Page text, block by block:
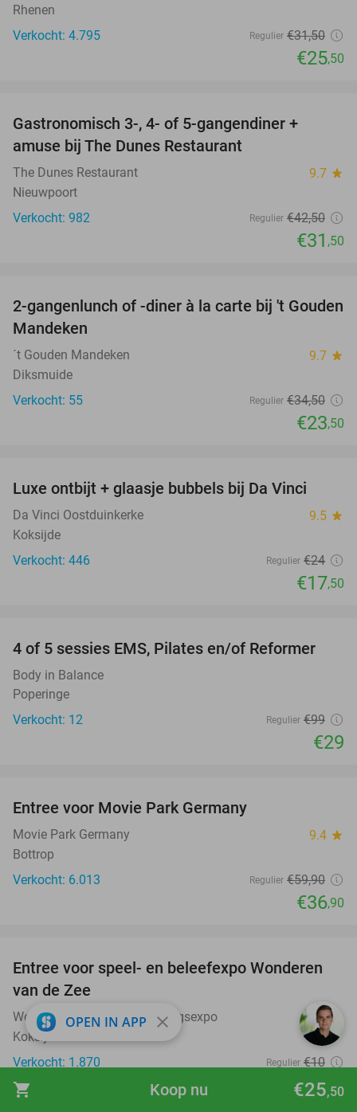
shopping_cart €25,50
Koop nu
Rhenen
Verkocht: 4.795
Regulier €31,50
€25,50
Gastronomisch 3-, 4- of 5-gangendiner +
amuse bij The Dunes Restaurant
The Dunes Restaurant 9.7 star
Nieuwpoort
Verkocht: 982
Regulier €42,50
€31 ,50
32%
2-gangenlunch of -diner à la carte bij 't Gouden
Mandeken
´t Gouden Mandeken 9.7 star
Diksmuide
Verkocht: 55
Regulier €34,50
€23,50
Luxe ontbijt + glaasje bubbels bij Da Vinci
Da Vinci Oostduinkerke 9.5 star
Koksijde
Verkocht: 446
Regulier €24
€17,50
71%
4 of 5 sessies EMS, Pilates en/of Reformer
Body in Balance
Poperinge
Verkocht: 12
Regulier €99
€29
Entree voor Movie Park Germany
Movie Park Germany 9.4 star
Bottrop
Verkocht: 6.013
Regulier €59,90
€36,90
21%
Entree voor speel- en beleefexpo Wonderen
van de Zee
Wonderen van de Zee belevingsexpo 9.1star
Koksijde
Verkocht: 1.870
Regulier €10
€7 ,90
OPEN IN APP close